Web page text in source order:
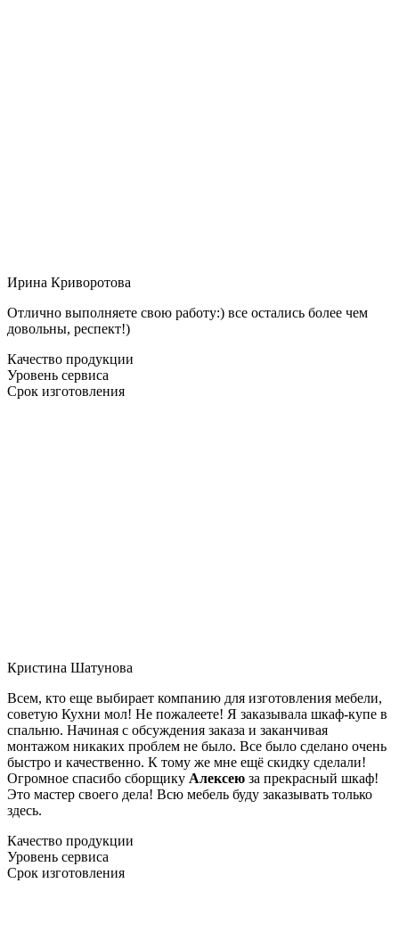
Ирина Криворотова
Отлично выполняете свою работу:) все остались более чем
довольны, респект!)
Качество продукции
Уровень сервиса
Срок изготовления
Кристина Шатунова
Всем, кто еще выбирает компанию для изготовления мебели,
советую Кухни мол! Не пожалеете! Я заказывала шкаф-купе в
спальню. Начиная с обсуждения заказа и заканчивая
монтажом никаких проблем не было. Все было сделано очень
быстро и качественно. К тому же мне ещё скидку сделали!
Огромное спасибо сборщику Алексею за прекрасный шкаф!
Это мастер своего дела! Всю мебель буду заказывать только
здесь.
Качество продукции
Уровень сервиса
Срок изготовления